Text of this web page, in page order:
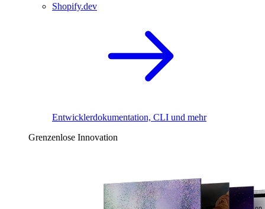
Shopify.dev
Entwicklerdokumentation, CLI und mehr
Grenzenlose Innovation